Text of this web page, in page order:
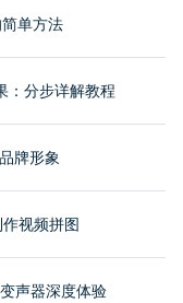
单方法
：分步详解教程
牌形象
视频拼图
声器深度体验